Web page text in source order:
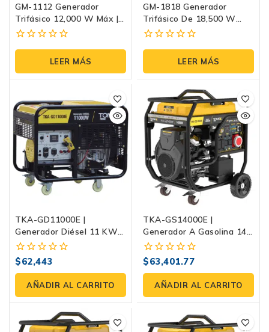
GM-1112 Generador
Trifásico 12,000 W Máx |
Oakland 127/240 V, 16 HP,
Eléctrico
0
de
5
LEER MÁS
GM-1818 Generador
Trifásico De 18,500 W
Máx | Oakland
0
de
5
LEER MÁS
TKA-GD11000E |
Generador Diésel 11 KW
120/240V Monofásico Con
Tanque 70 L Y Medidor 5
En 1
0
fuera
5
$62,443
AÑADIR AL CARRITO
TKA-GS14000E |
Generador A Gasolina 14
KW Monofásico/trifásico
Con Salida Equitativa Y
Tanque De 50 L
0
fuera
5
$63,401.77
AÑADIR AL CARRITO